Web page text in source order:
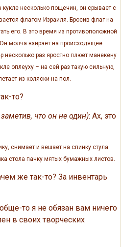
несколько пощечин, он срывает с
флагом Израиля. Бросив флаг на
его. В это время из противоположной
молча взирает на происходящее.
несколько раз яростно плюет манекену
оплеуху – на сей раз такую сильную,
из коляски на пол.
то?
что он не один): Ах, это
снимает и вешает на спинку стула
стола пачку мятых бумажных листов.
же так-то? За инвентарь
то я не обязан вам ничего
в своих творческих